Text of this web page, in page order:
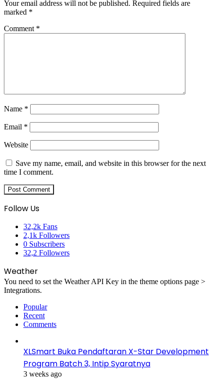
Your email address will not be published. Required fields are
marked *
Comment *
Name *
Email *
Website
Save my name, email, and website in this browser for the next
time I comment.
Follow Us
32,2k Fans
2,1k Followers
0 Subscribers
32,2 Followers
Weather
You need to set the Weather API Key in the theme options page >
Integrations.
Popular
Recent
Comments
XLSmart Buka Pendaftaran X-Star Development
Program Batch 3, Intip Syaratnya
3 weeks ago